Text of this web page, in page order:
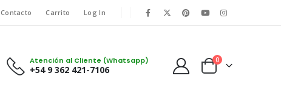
Contacto Carrito Log In
Atención al Cliente (Whatsapp)
+54 9 362 421-7106
0